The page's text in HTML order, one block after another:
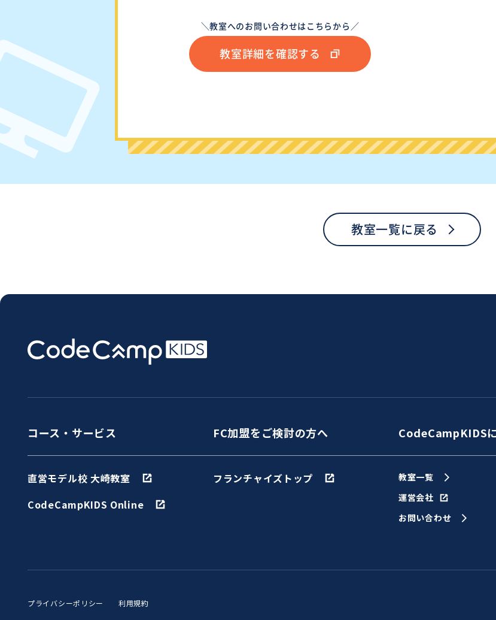
＼教室へのお問い合わせはこちらから／
教室詳細を確認する
教室一覧に戻る
コース・サービス
直営モデル校 大崎教室
CodeCampKIDS Online
FC加盟をご検討の方へ
フランチャイズトップ
CodeCampKIDS
教室一覧
運営会社
お問い合わせ
プライバシーポリシー 利用規約